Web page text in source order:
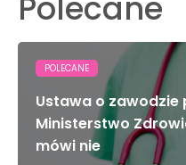
POLECANE
Ustawa o zawodzie
Ministerstwo
mówi nie